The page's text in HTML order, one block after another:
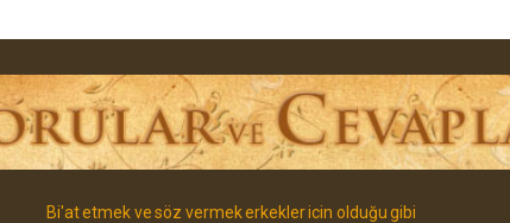
Bi'at etmek ve söz vermek erkekler icin olduğu gibi